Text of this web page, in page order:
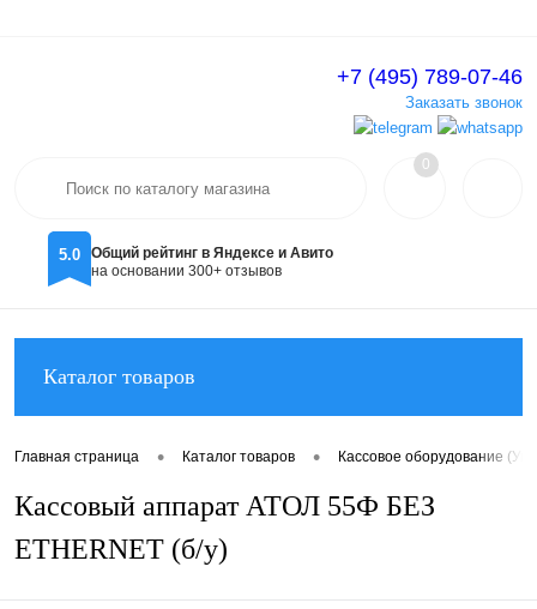
Вход
+7 (495) 789-07-46
Заказать звонок
5.0
Общий рейтинг в Яндексе и Авито
на основании 300+ отзывов
0
Каталог товаров
Главная страница • Каталог товаров • Кассовое оборудование
Кассовый аппарат АТОЛ 55Ф БЕЗ
ETHERNET (б/у)